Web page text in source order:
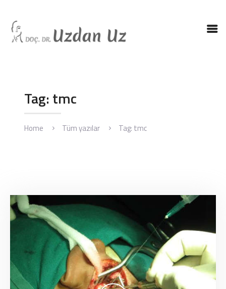
Tag: tmc
Home Tüm yazılar Tag: tmc
KBB HASTALIKLARI
KBB AMELIYATLARI
BLOG